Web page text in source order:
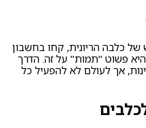
כלבה הריונית, קחו בחשבון
פשוט "תמות" על זה. הדרך
אך לעולם לא להפעיל כל